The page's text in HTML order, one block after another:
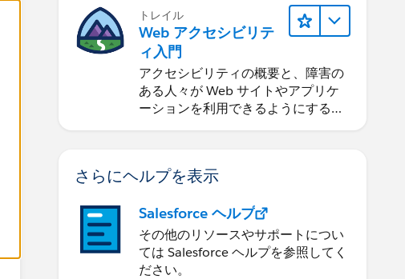
トレイル
Web アクセシビリテ
ィ入門
アクセシビリティの概要と、障害の
ある人々が Web サイトやアプリケ
ーションを利用できるようにする方
さらにヘルプを表示
Salesforce ヘルプ
その他のリソースやサポートについ
ては Salesforce ヘルプを参照してく
ださい。